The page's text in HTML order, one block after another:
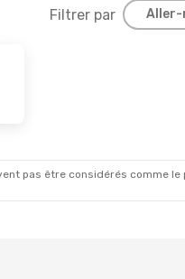
Filtrer par
pas être considérés comme le